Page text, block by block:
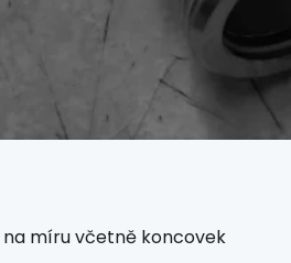
míru včetně koncovek